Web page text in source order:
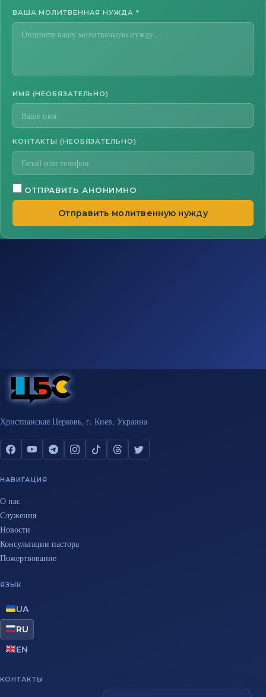
ВАША МОЛИТВЕННАЯ НУЖДА *
ИМЯ (НЕОБЯЗАТЕЛЬНО)
КОНТАКТЫ (НЕОБЯЗАТЕЛЬНО)
ОТПРАВИТЬ АНОНИМНО
Отправить молитвенную нужду
Христианская Церковь, г. Киев, Украина
НАВИГАЦИЯ
О нас
Служения
Новости
Консультации пастора
Пожертвование
ЯЗЫК
UA
RU
EN
КОНТАКТЫ